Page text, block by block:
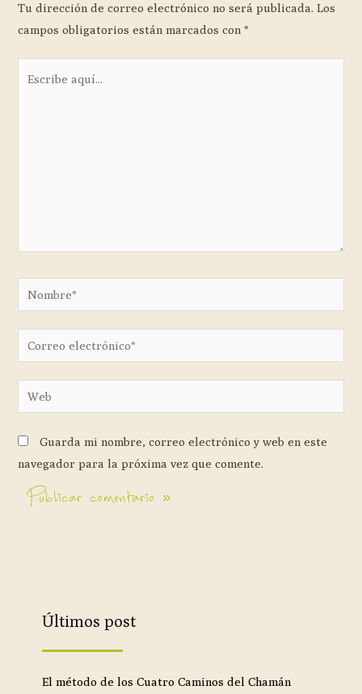
Tu dirección de correo electrónico no será publicada. Los
campos obligatorios están marcados con*
Guarda mi nombre, correo electrónico y web en este
navegador para la próxima vez que comente.
Últimos post
El método de los Cuatro Caminos del Chamán